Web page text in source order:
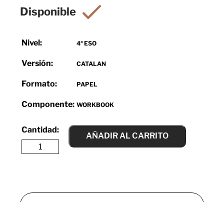
Nivel: 4º ESO
Versión: CATALAN
Formato: PAPEL
Componente: WORKBOOK
AÑADIR AL CARRITO